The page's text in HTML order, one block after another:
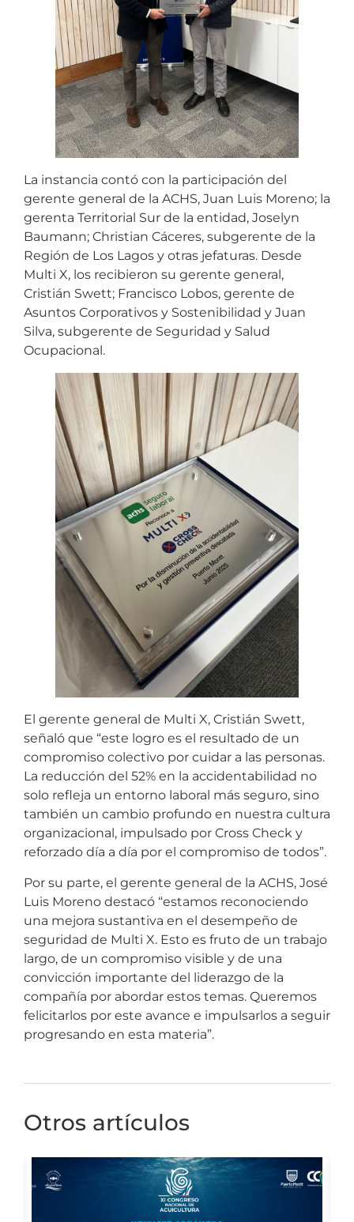
La instancia contó con la participación del
gerente general de la ACHS, Juan Luis Moreno; la
gerenta Territorial Sur de la entidad, Joselyn
Baumann; Christian Cáceres, subgerente de la
Región de Los Lagos y otras jefaturas. Desde
Multi X, los recibieron su gerente general,
Cristián Swett; Francisco Lobos, gerente de
Asuntos Corporativos y Sostenibilidad y Juan
Silva, subgerente de Seguridad y Salud
Ocupacional.
El gerente general de Multi X, Cristián Swett,
señaló que “este logro es el resultado de un
compromiso colectivo por cuidar a las personas.
La reducción del 52% en la accidentabilidad no
solo refleja un entorno laboral más seguro, sino
también un cambio profundo en nuestra cultura
organizacional, impulsado por Cross Check y
reforzado día a día por el compromiso de todos”.
Por su parte, el gerente general de la ACHS, José
Luis Moreno destacó “estamos reconociendo
una mejora sustantiva en el desempeño de
seguridad de Multi X. Esto es fruto de un trabajo
largo, de un compromiso visible y de una
convicción importante del liderazgo de la
compañía por abordar estos temas. Queremos
felicitarlos por este avance e impulsarlos a seguir
progresando en esta materia”.
Otros artículos